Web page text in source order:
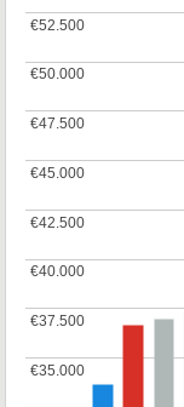
€35.000
€35.000
€37.500
€37.500
€40.000
€40.000
€42.500
€42.500
€45.000
€45.000
€47.500
€47.500
€50.000
€50.000
€52.500
€52.500